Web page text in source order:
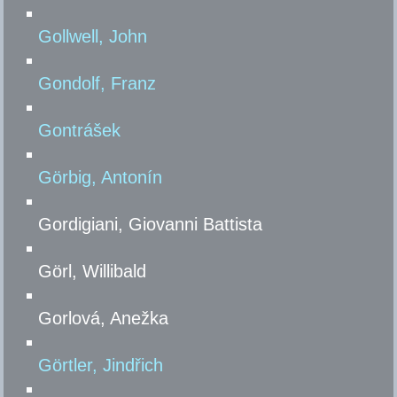
Gollwell, John
Gondolf, Franz
Gontrášek
Görbig, Antonín
Gordigiani, Giovanni Battista
Görl, Willibald
Gorlová, Anežka
Görtler, Jindřich